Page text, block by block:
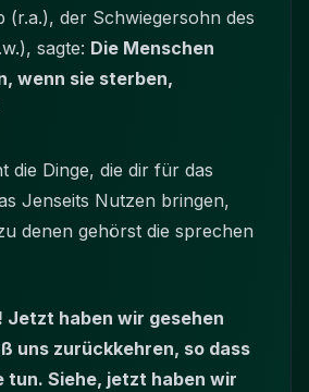
(r.a.), der Schwiegersohn des
sagte: Die Menschen
wenn sie sterben,
die Dinge, die dir für das
Jenseits Nutzen bringen,
denen gehörst die sprechen
Jetzt haben wir gesehen
uns zurückkehren, so dass
tun. Siehe, jetzt haben wir